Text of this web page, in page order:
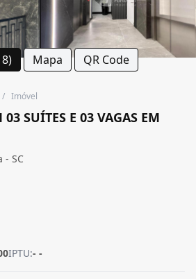
Mapa QR Code
/ Imóvel
SUÍTES E 03 VAGAS EM
- SC
IPTU:- -